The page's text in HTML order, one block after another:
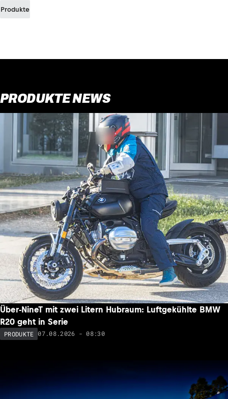
Produkte
PRODUKTE NEWS
Über-NineT mit zwei Litern Hubraum: Luftgekühlte BMW
R20 geht in Serie
PRODUKTE 07.08.2026 - 08:30